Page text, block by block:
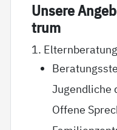
Un­se­re
trum
1.
Jugendliche
Offene